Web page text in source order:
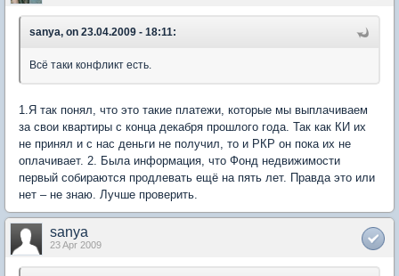
sanya, on 23.04.2009 - 18:11:
Всё таки конфликт есть.
1.Я так понял, что это такие платежи, которые мы выплачиваем
за свои квартиры с конца декабря прошлого года. Так как КИ их
не принял и с нас деньги не получил, то и РКР он пока их не
оплачивает. 2. Была информация, что Фонд недвижимости
первый собираются продлевать ещё на пять лет. Правда это или
нет – не знаю. Лучше проверить.
sanya
23 Apr 2009